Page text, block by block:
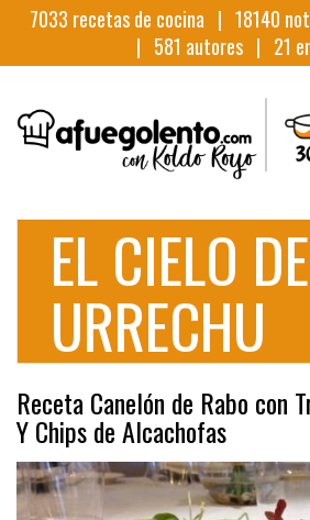
7033 recetas de cocina | 18140
| 581 autores | 21
EL CIELO DE
URRECHU
Receta Canelón de Rabo con
Y Chips de Alcachofas